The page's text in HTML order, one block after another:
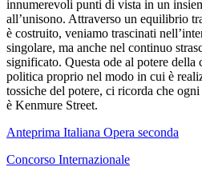
innumerevoli punti di vista in un
all’unisono. Attraverso un equilibrio
è costruito, veniamo trascinati
singolare, ma anche nel continuo
significato. Questa ode al potere della
politica proprio nel modo in cui è
tossiche del potere, ci ricorda che
è Kenmure Street.
Anteprima Italiana Opera seconda
Concorso Internazionale